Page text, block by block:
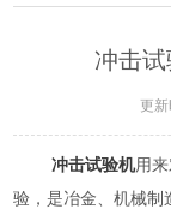
冲击
更
冲击试验机用
验，是冶金、机械制